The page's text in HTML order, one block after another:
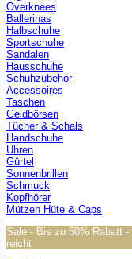
Overknees
Ballerinas
Halbschuhe
Sportschuhe
Sandalen
Hausschuhe
Schuhzubehör
Accessoires
Taschen
Geldbörsen
Tücher & Schals
Handschuhe
Uhren
Gürtel
Sonnenbrillen
Schmuck
Kopfhörer
Mützen Hüte & Caps
Sale - Bis zu 50% Rabatt
reicht